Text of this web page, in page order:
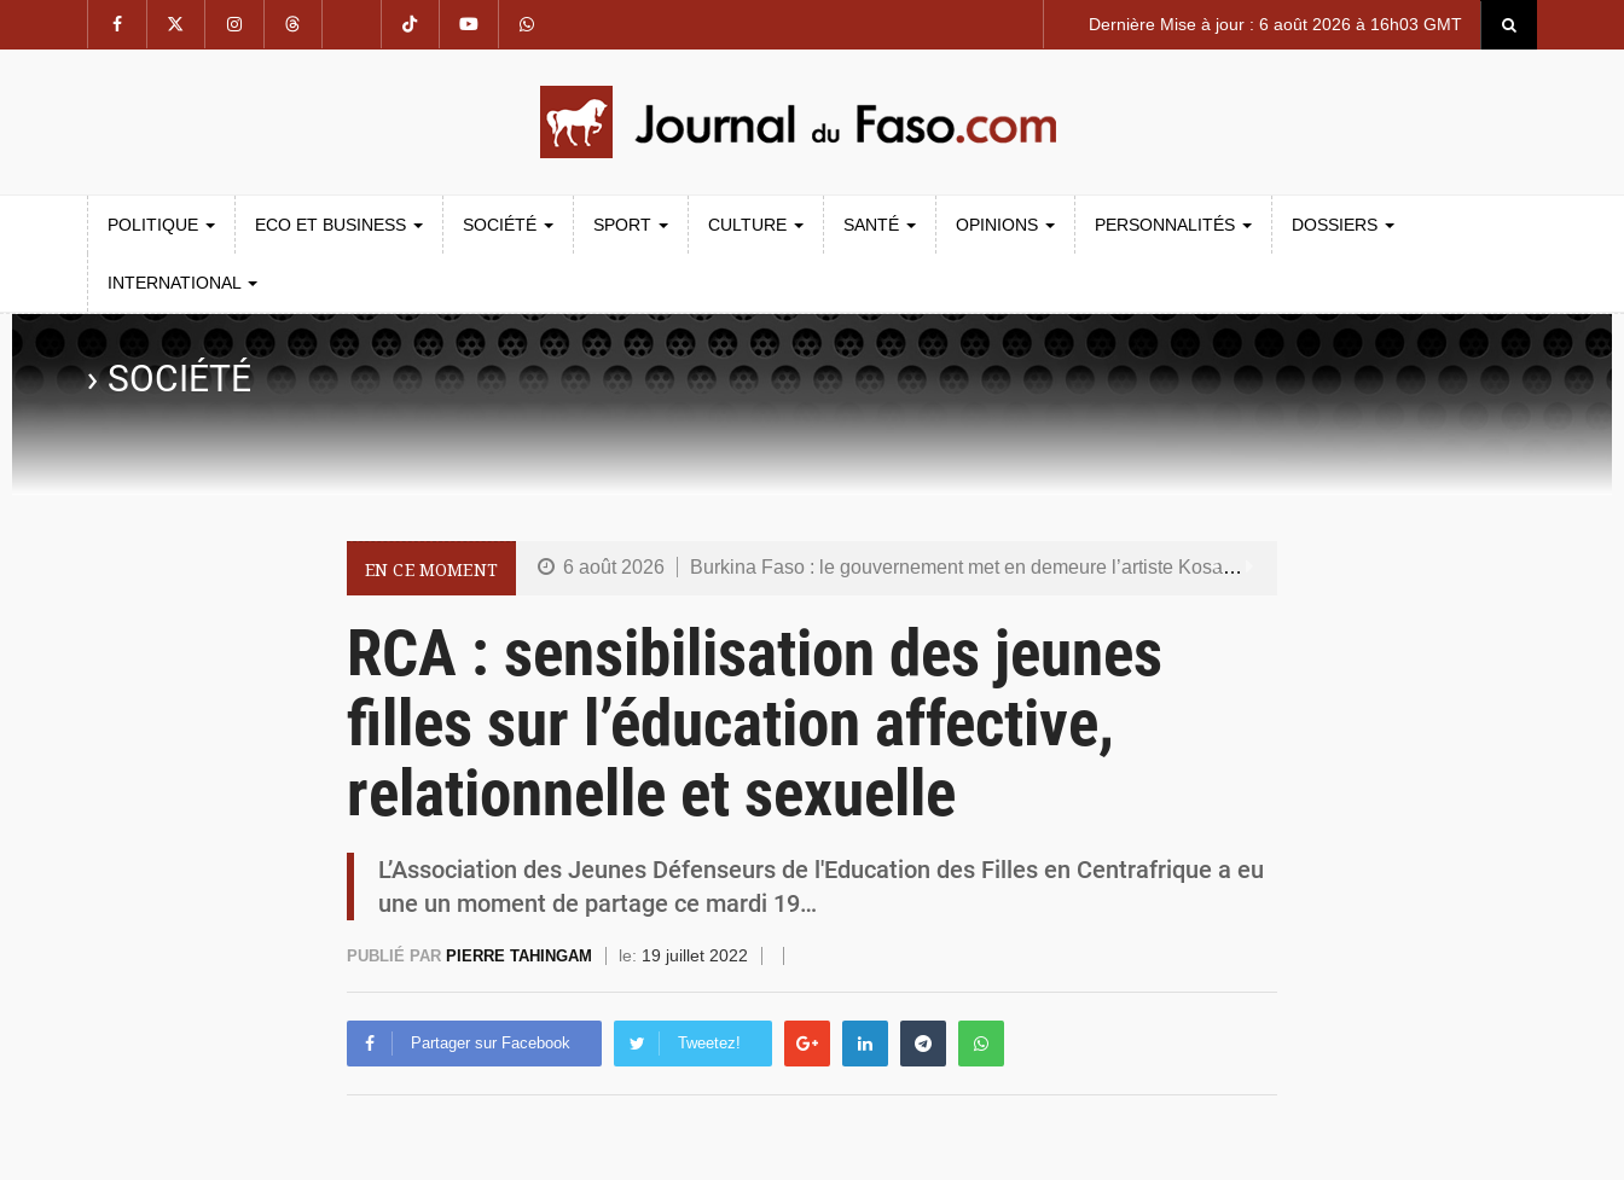
Dernière Mise à jour : 6 août 2026 à 16h03 GMT
POLITIQUE ECO ET BUSINESS SOCIÉTÉ SPORT CULTURE SANTÉ OPINIONS PERSONNALITÉS DOSSIERS
INTERNATIONAL
›SOCIÉTÉ
EN CE MOMENT 6 août 2026 Burkina Faso : le gouvernement met en demeure l’artiste Kosa Pic de retirer de toutes les plateformes, ses contenus jugés contraires aux bonnes mœurs
5 août 2026 Commémoration du 5 août : Ibrahim Traoré appelle à faire de la Révolution progressiste populaire le socle de la souveraineté nationale
4 août 2026 Burkina Faso : l’ALP ratifie le protocole de Montréal 2014 pour renforcer la sécurité aérienne
4 août 2026 Commémoration du 4 août : Ibrahim Traoré appelle à une mobilisation totale pour la souveraineté nationale
RCA : sensibilisation des jeunes
filles sur l’éducation affective,
relationnelle et sexuelle
L’Association des Jeunes Défenseurs de l'Education des Filles en Centrafrique a eu
une un moment de partage ce mardi 19…
PUBLIÉ PAR PIERRE TAHINGAM le: 19 juillet 2022
Partager sur Facebook Tweetez!